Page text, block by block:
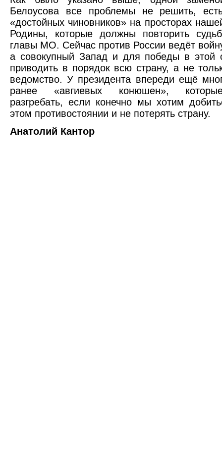
Белоусова все проблемы не решить,
«достойных чиновников» на просторах
Родины, которые должны повторить
главы МО. Сейчас против России ведёт
а совокупный Запад и для победы в этой
приводить в порядок всю страну, а не
ведомство. У президента впереди ещё
ранее «авгиевых конюшен»,
разгребать, если конечно мы хотим
этом противостоянии и не потерять страну.
Анатолий Кантор